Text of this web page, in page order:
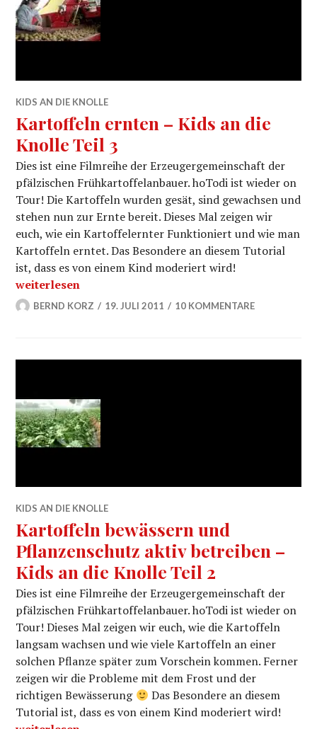
KIDS AN DIE KNOLLE
Kartoffeln ernten – Kids an die
Knolle Teil 3
Dies ist eine Filmreihe der Erzeugergemeinschaft der
pfälzischen Frühkartoffelanbauer. hoTodi ist wieder on
Tour! Die Kartoffeln wurden gesät, sind gewachsen und
stehen nun zur Ernte bereit. Dieses Mal zeigen wir
euch, wie ein Kartoffelernter Funktioniert und wie man
Kartoffeln erntet. Das Besondere an diesem Tutorial
ist, dass es von einem Kind moderiert wird!
Kartoffeln ernten – Kids an die Knolle Teil 3
weiterlesen
BERND KORZ 19. JULI 2011 10 KOMMENTARE
KIDS AN DIE KNOLLE
Kartoffeln bewässern und
Pflanzenschutz aktiv betreiben –
Kids an die Knolle Teil 2
Dies ist eine Filmreihe der Erzeugergemeinschaft der
pfälzischen Frühkartoffelanbauer. hoTodi ist wieder on
Tour! Dieses Mal zeigen wir euch, wie die Kartoffeln
langsam wachsen und wie viele Kartoffeln an einer
solchen Pflanze später zum Vorschein kommen. Ferner
zeigen wir die Probleme mit dem Frost und der
richtigen Bewässerung
Das Besondere an diesem
Tutorial ist, dass es von einem Kind moderiert wird!